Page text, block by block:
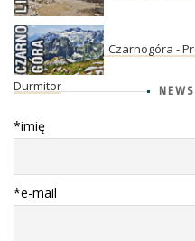
Czarnogóra -
Durmitor
*imię
*e-mail